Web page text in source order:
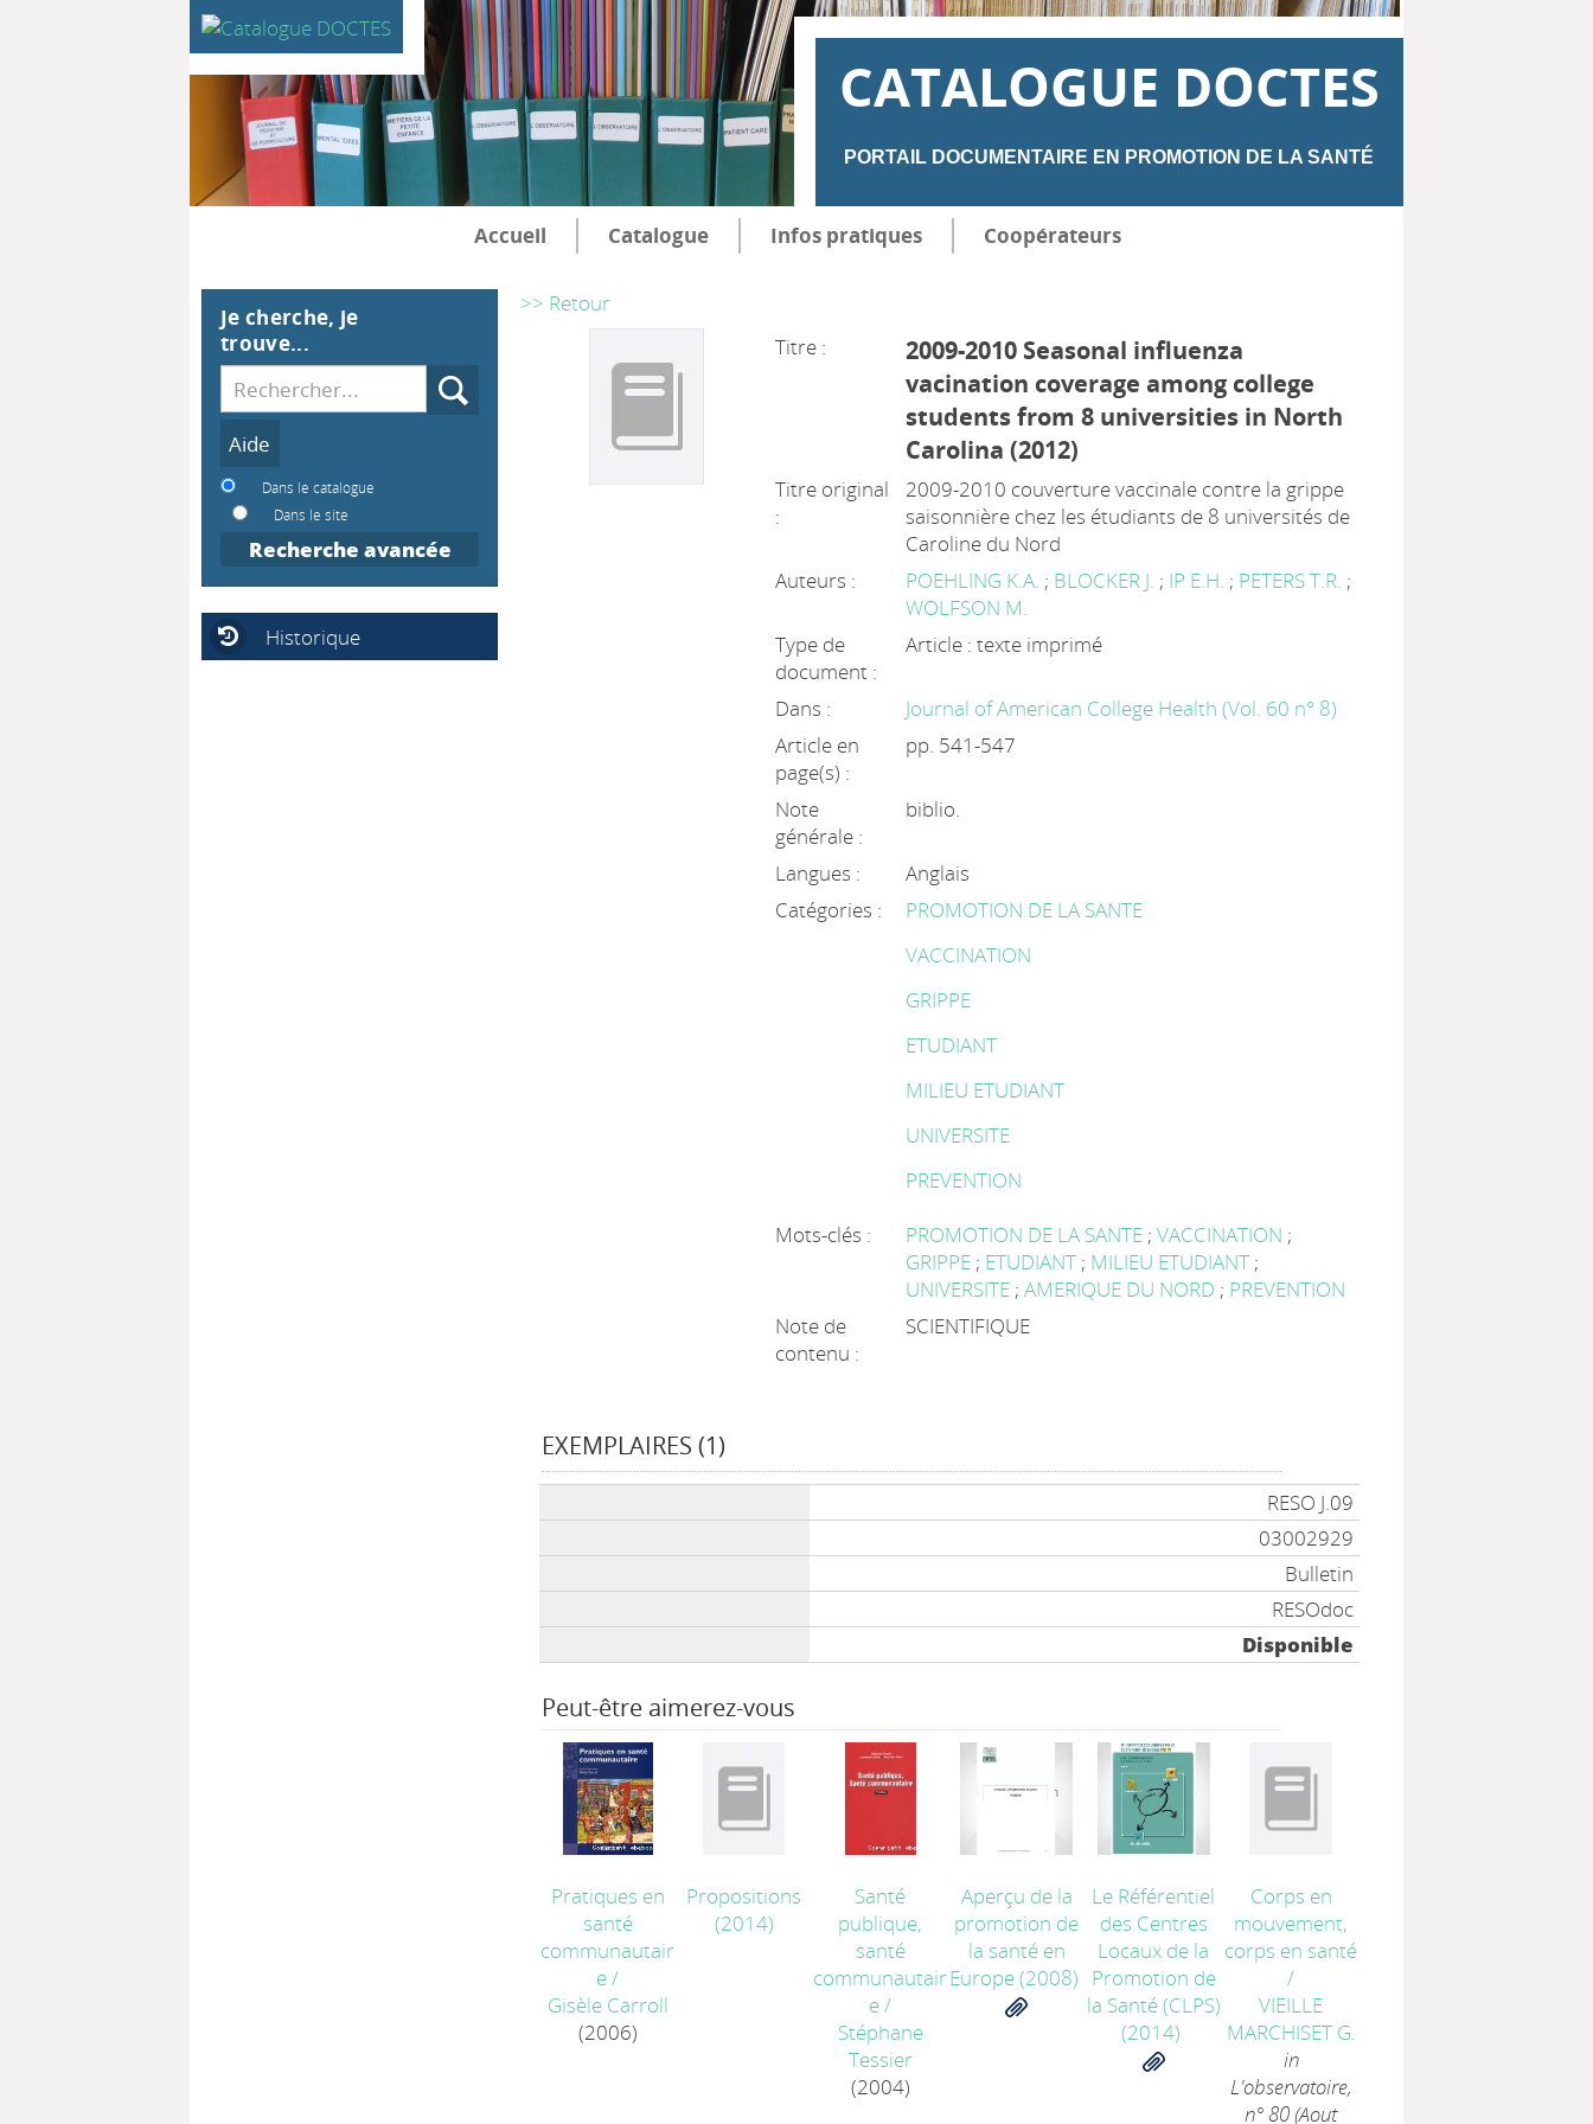
CATALOGUE DOCTES
PORTAIL DOCUMENTAIRE EN PROMOTION DE LA SANTÉ
Accueil Catalogue Infos pratiques Coopérateurs
>> Retour
Titre :
2009-2010 Seasonal influenza
vacination coverage among college
students from 8 universities in North
Carolina (2012)
Titre original
:
2009-2010 couverture vaccinale contre la grippe
saisonnière chez les étudiants de 8 universités de
Caroline du Nord
Auteurs :
POEHLING K.A. ; BLOCKER J. ; IP E.H. ; PETERS T.R. ;
WOLFSON M.
Type de
document :
Article : texte imprimé
Dans :
Journal of American College Health (Vol. 60 n° 8)
Article en
page(s) :
pp. 541-547
Note
générale :
biblio.
Langues :
Anglais
Catégories :
PROMOTION DE LA SANTE
VACCINATION
GRIPPE
ETUDIANT
MILIEU ETUDIANT
UNIVERSITE
PREVENTION
Mots-clés :
PROMOTION DE LA SANTE ;VACCINATION ;
GRIPPE ; ETUDIANT ; MILIEU ETUDIANT ;
UNIVERSITE ;AMERIQUE DU NORD ; PREVENTION
Note de
contenu :
SCIENTIFIQUE
EXEMPLAIRES (1)
RESO J.09
03002929
Bulletin
RESOdoc
Disponible
Peut-être aimerez-vous
Pratiques en
santé
communautair
e/
Gisèle Carroll
(2006)
Propositions
(2014)
Santé
publique,
santé
communautair
e/
Stéphane
Tessier
(2004)
Aperçu de la
promotion de
la santé en
Europe(2008)
Le Référentiel
des Centres
Locaux de la
Promotion de
la Santé (CLPS)
(2014)
Corps en
mouvement,
corps en santé
/
VIEILLE
MARCHISET G.
in
L'observatoire,
n° 80 (Aout
Je cherche, je
trouve...
Recherche
Dans le catalogue
Dans le site
Recherche avancée
Historique